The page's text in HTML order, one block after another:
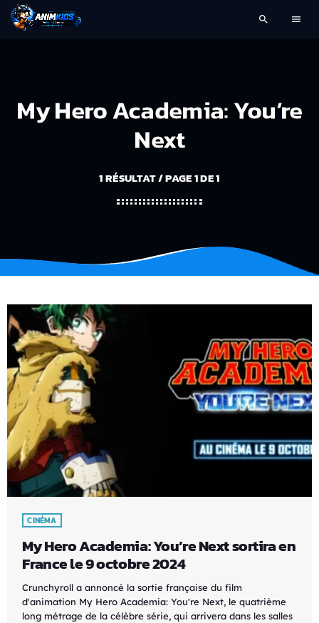
search menu
My Hero Academia: You’re
Next
1 RÉSULTAT / PAGE 1 DE 1
CINÉMA
My Hero Academia: You’re Next sortira en
France le 9 octobre 2024
Crunchyroll a annoncé la sortie française du film
d'animation My Hero Academia: You're Next, le quatrième
long métrage de la célèbre série, qui arrivera dans les salles